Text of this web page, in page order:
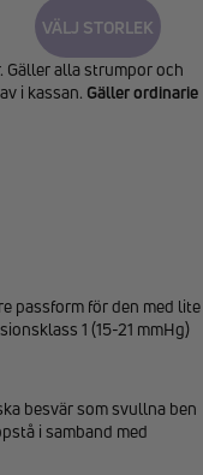
VÄLJ STORLEK
Gäller alla strumpor och
i kassan. Gäller ordinarie
passform för den med lite
1 (15-21 mmHg)
besvär som svullna ben
i samband med